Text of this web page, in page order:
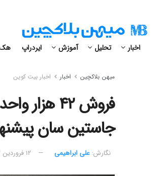
اخبار تحلیل آموزش ایردراپ هک
میهن بلاکچین اخبار اخبار بیت کوین
فروش ۴۲
جاستین سان
نگارش:‌ علی ابراهیمی ۱۲ فروردین ۱۴۰۲ - ۱۲:۲۸